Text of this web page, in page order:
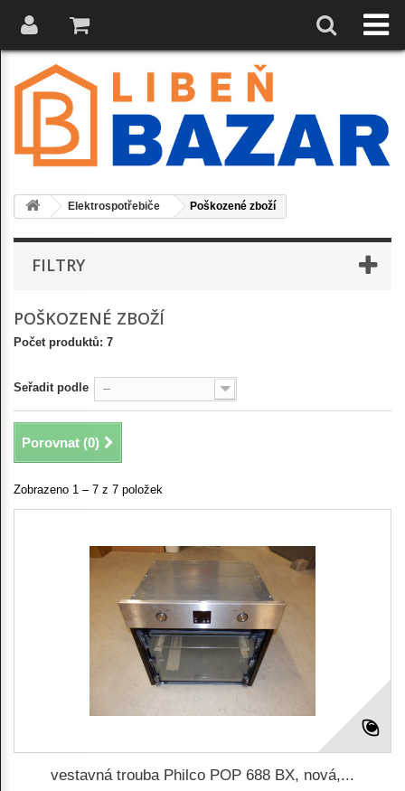
Elektrospotřebiče Poškozené zboží
FILTRY
POŠKOZENÉ ZBOŽÍ
Počet produktů: 7
Seřadit podle --
Porovnat (0)
Zobrazeno 1 – 7 z 7 položek
vestavná trouba Philco POP 688 BX, nová,...